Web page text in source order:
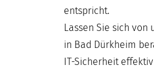
entspricht.
Lassen Sie sich von
in Bad Dürkheim
IT-Sicherheit